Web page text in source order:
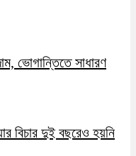
ভোগান্তিতে সাধারণ
বিচার দুই বছরেও হয়নি